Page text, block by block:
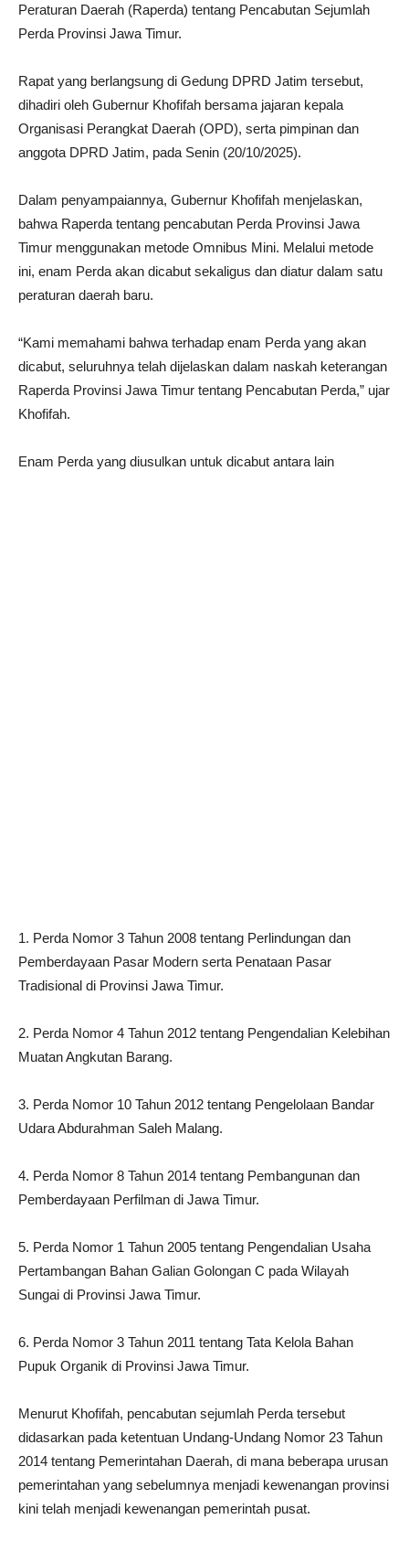
Peraturan Daerah (Raperda) tentang Pencabutan Sejumlah
Perda Provinsi Jawa Timur.
Rapat yang berlangsung di Gedung DPRD Jatim tersebut,
dihadiri oleh Gubernur Khofifah bersama jajaran kepala
Organisasi Perangkat Daerah (OPD), serta pimpinan dan
anggota DPRD Jatim, pada Senin (20/10/2025).
Dalam penyampaiannya, Gubernur Khofifah menjelaskan,
bahwa Raperda tentang pencabutan Perda Provinsi Jawa
Timur menggunakan metode Omnibus Mini. Melalui metode
ini, enam Perda akan dicabut sekaligus dan diatur dalam satu
peraturan daerah baru.
“Kami memahami bahwa terhadap enam Perda yang akan
dicabut, seluruhnya telah dijelaskan dalam naskah keterangan
Raperda Provinsi Jawa Timur tentang Pencabutan Perda,” ujar
Khofifah.
Enam Perda yang diusulkan untuk dicabut antara lain
1. Perda Nomor 3 Tahun 2008 tentang Perlindungan dan
Pemberdayaan Pasar Modern serta Penataan Pasar
Tradisional di Provinsi Jawa Timur.
2. Perda Nomor 4 Tahun 2012 tentang Pengendalian Kelebihan
Muatan Angkutan Barang.
3. Perda Nomor 10 Tahun 2012 tentang Pengelolaan Bandar
Udara Abdurahman Saleh Malang.
4. Perda Nomor 8 Tahun 2014 tentang Pembangunan dan
Pemberdayaan Perfilman di Jawa Timur.
5. Perda Nomor 1 Tahun 2005 tentang Pengendalian Usaha
Pertambangan Bahan Galian Golongan C pada Wilayah
Sungai di Provinsi Jawa Timur.
6. Perda Nomor 3 Tahun 2011 tentang Tata Kelola Bahan
Pupuk Organik di Provinsi Jawa Timur.
Menurut Khofifah, pencabutan sejumlah Perda tersebut
didasarkan pada ketentuan Undang-Undang Nomor 23 Tahun
2014 tentang Pemerintahan Daerah, di mana beberapa urusan
pemerintahan yang sebelumnya menjadi kewenangan provinsi
kini telah menjadi kewenangan pemerintah pusat.